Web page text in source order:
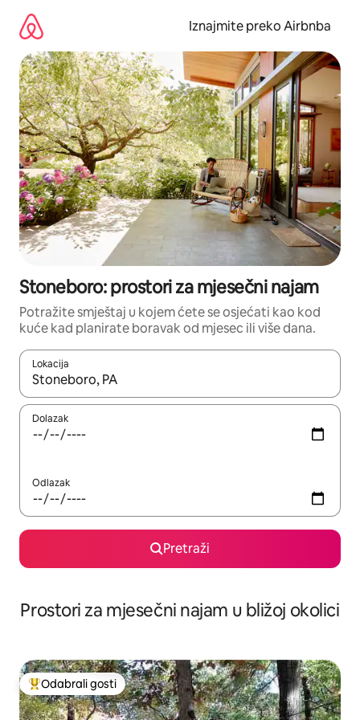
sadržaj
Iznajmite preko Airbnba
Stoneboro: prostori za mjesečni najam
Potražite smještaj u kojem ćete se osjećati kao kod
kuće kad planirate boravak od mjesec ili više dana.
Lokacija
Kada budu dostupni rezultati, moći ćete ih pregledati
Dolazak
Odlazak
Pretraži
Prostori za mjesečni najam u bližoj okolici
Među najviše rangiranima s oznakom „Odabrali gosti”
Odabrali gosti